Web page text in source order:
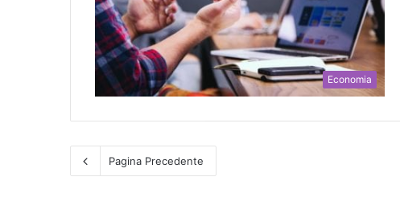
Economia
Pagina Precedente